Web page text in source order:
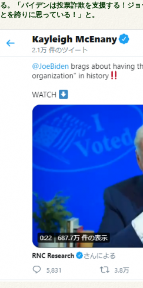
る。「バイデンは投票詐欺を支援する！ジ
とを誇りに思っている！」と。